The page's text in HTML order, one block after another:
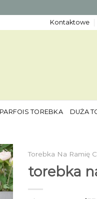
Kontaktowe
PARFOIS TOREBKA DUŻA
Torebka Na Ramię
torebka